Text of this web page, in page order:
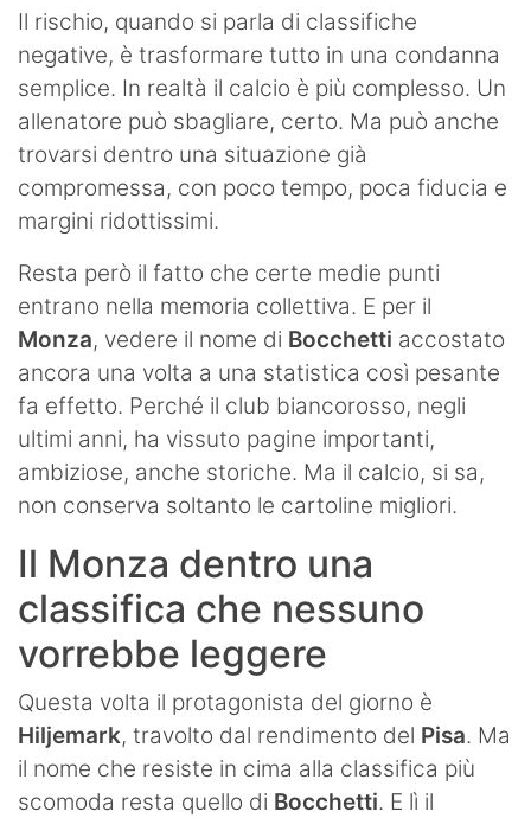
Il rischio, quando si parla di classifiche
negative, è trasformare tutto in una condanna
semplice. In realtà il calcio è più complesso. Un
allenatore può sbagliare, certo. Ma può anche
trovarsi dentro una situazione già
compromessa, con poco tempo, poca fiducia e
margini ridottissimi.
Resta però il fatto che certe medie punti
entrano nella memoria collettiva. E per il
Monza, vedere il nome di Bocchetti accostato
ancora una volta a una statistica così pesante
fa effetto. Perché il club biancorosso, negli
ultimi anni, ha vissuto pagine importanti,
ambiziose, anche storiche. Ma il calcio, si sa,
non conserva soltanto le cartoline migliori.
Il Monza dentro una
classifica che nessuno
vorrebbe leggere
Questa volta il protagonista del giorno è
Hiljemark, travolto dal rendimento del Pisa. Ma
il nome che resiste in cima alla classifica più
scomoda resta quello di Bocchetti. E lì il